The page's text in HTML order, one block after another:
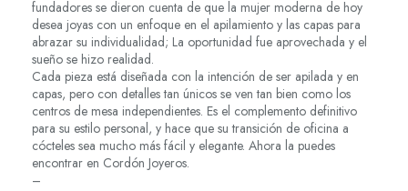
fundadores se dieron cuenta de que la mujer moderna de hoy
desea joyas con un enfoque en el apilamiento y las capas para
abrazar su individualidad; La oportunidad fue aprovechada y el
sueño se hizo realidad.
Cada pieza está diseñada con la intención de ser apilada y en
capas, pero con detalles tan únicos se ven tan bien como los
centros de mesa independientes. Es el complemento definitivo
para su estilo personal, y hace que su transición de oficina a
cócteles sea mucho más fácil y elegante. Ahora la puedes
encontrar en Cordón Joyeros.
–